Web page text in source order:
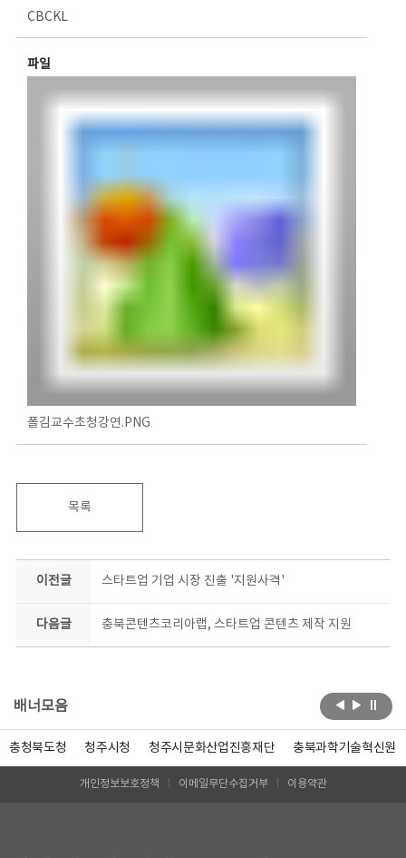
CBCKL
파일
폴김교수초청강연.PNG
목록
이전글 스타트업 기업 시장 진출 '지원사격'
다음글 충북콘텐츠코리아랩, 스타트업 콘텐츠 제작 지원
배너모음
충청북도청 청주시청 청주시문화산업진흥재단 충북과학기술혁신원
개인정보보호정책 이메일무단수집거부 이용약관